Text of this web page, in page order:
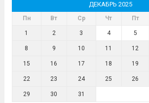
ДЕКАБРЬ 2025
Пн Вт Ср Чт Пт
1 2 3 4 5
8 9 10 11 12
15 16 17 18 19
22 23 24 25 26
29 30 31